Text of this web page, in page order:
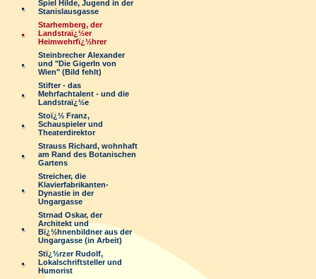
Spiel Hilde, Jugend in der
Stanislausgasse
Starhemberg, der
Landstraï¿½er
Heimwehrfï¿½hrer
Steinbrecher Alexander
und "Die Gigerln von
Wien" (Bild fehlt)
Stifter - das
Mehrfachtalent - und die
Landstraï¿½e
Stoï¿½ Franz,
Schauspieler und
Theaterdirektor
Strauss Richard, wohnhaft
am Rand des Botanischen
Gartens
Streicher, die
Klavierfabrikanten-
Dynastie in der
Ungargasse
Strnad Oskar, der
Architekt und
Bï¿½hnenbildner aus der
Ungargasse (in Arbeit)
Stï¿½rzer Rudolf,
Lokalschriftsteller und
Humorist